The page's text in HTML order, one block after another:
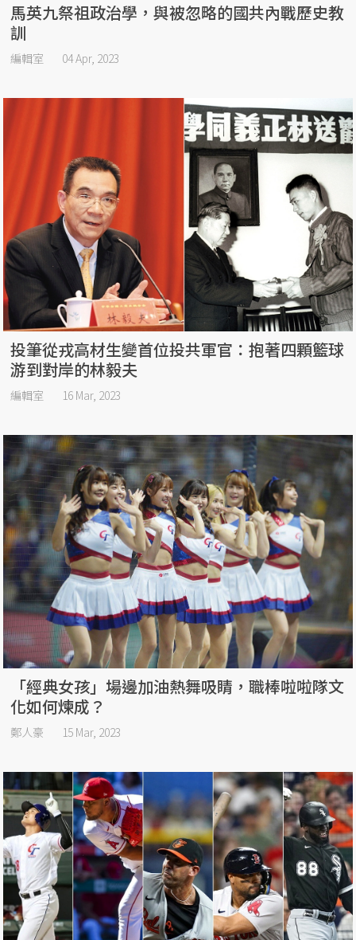
馬英九祭祖政治學，與被忽略的國共內戰歷史教
訓
編輯室 04 Apr, 2023
投筆從戎高材生變首位投共軍官：抱著四顆籃球
游到對岸的林毅夫
編輯室 16 Mar, 2023
「經典女孩」場邊加油熱舞吸睛，職棒啦啦隊文
化如何煉成？
鄭人豪 15 Mar, 2023